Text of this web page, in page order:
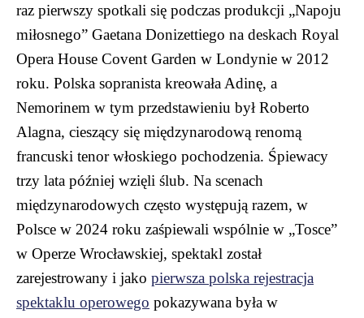
raz pierwszy spotkali się podczas produkcji „Napoju
miłosnego” Gaetana Donizettiego na deskach Royal
Opera House Covent Garden w Londynie w 2012
roku. Polska sopranista kreowała Adinę, a
Nemorinem w tym przedstawieniu był Roberto
Alagna, cieszący się międzynarodową renomą
francuski tenor włoskiego pochodzenia. Śpiewacy
trzy lata później wzięli ślub. Na scenach
międzynarodowych często występują razem, w
Polsce w 2024 roku zaśpiewali wspólnie w „Tosce”
w Operze Wrocławskiej, spektakl został
zarejestrowany i jako pierwsza polska rejestracja
spektaklu operowego pokazywana była w